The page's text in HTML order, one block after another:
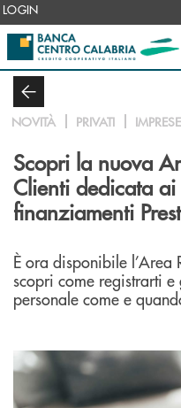
Salta al contenuto principale
LOGIN
NOVITÀ PRIVATI IMPRESE
Scopri la nuova
Clienti dedicata
finanziamenti
È ora disponibile l’Area
scopri come registrarti
personale come e